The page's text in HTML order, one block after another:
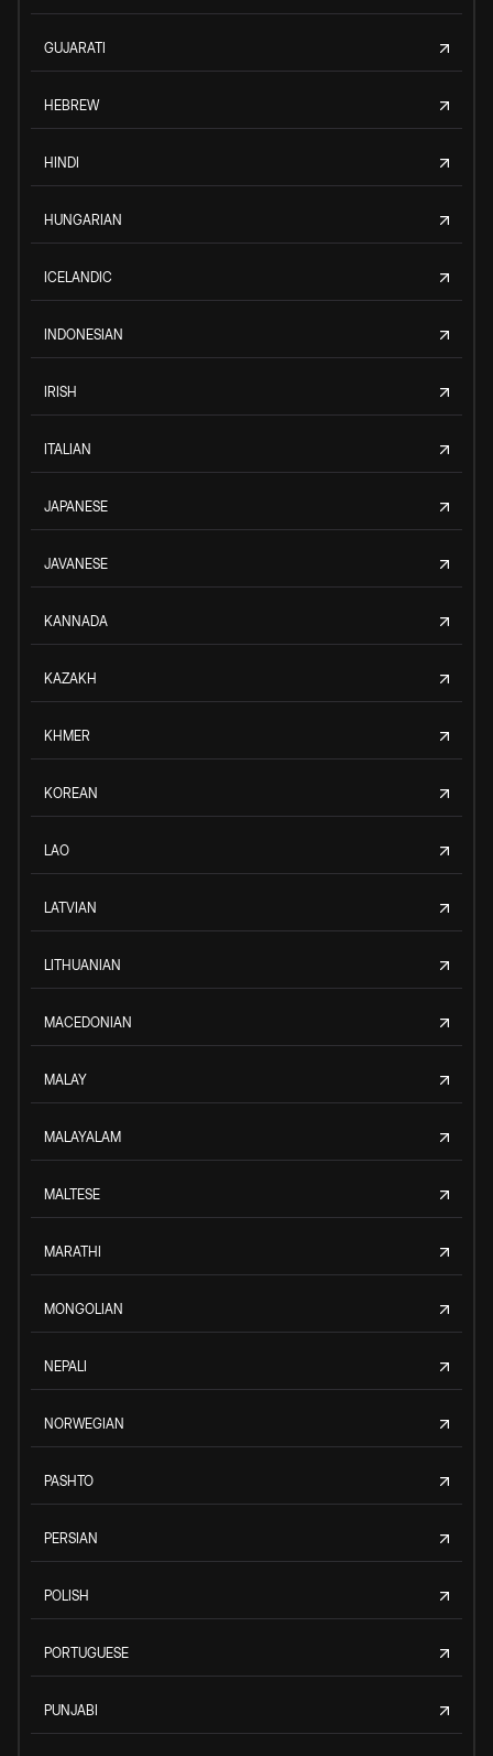
GUJARATI
HEBREW
HINDI
HUNGARIAN
ICELANDIC
INDONESIAN
IRISH
ITALIAN
JAPANESE
JAVANESE
KANNADA
KAZAKH
KHMER
KOREAN
LAO
LATVIAN
LITHUANIAN
MACEDONIAN
MALAY
MALAYALAM
MALTESE
MARATHI
MONGOLIAN
NEPALI
NORWEGIAN
PASHTO
PERSIAN
POLISH
PORTUGUESE
PUNJABI